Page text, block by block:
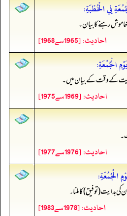
فِي الْخُطْبَةِ:
رہنے کا بیان۔
احادیث: [1965سے1968]
الْجُمُعَةِ:
کے وقت کے بیان میں۔
احادیث: [1969سے1975]
احادیث: [1976سے1977]
الْجُمُعَةِ:
ہدایت (توفیق) کا ملنا۔
احادیث: [1978سے1983]